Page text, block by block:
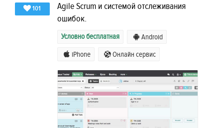
101
Agile Scrum и системой отслеживания
ошибок.
Условно бесплатная Android
iPhone Онлайн сервис